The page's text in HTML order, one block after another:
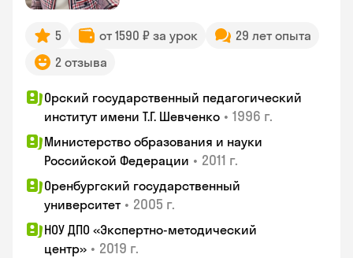
5 от 1590 ₽ за урок
29 лет опыта
2 отзыва
Орский государственный педагогический
институт имени Т.Г. Шевченко • 1996 г.
Министерство образования и науки
Российской Федерации • 2011 г.
Оренбургский государственный
университет • 2005 г.
НОУ ДПО «Экспертно-методический
центр» • 2019 г.